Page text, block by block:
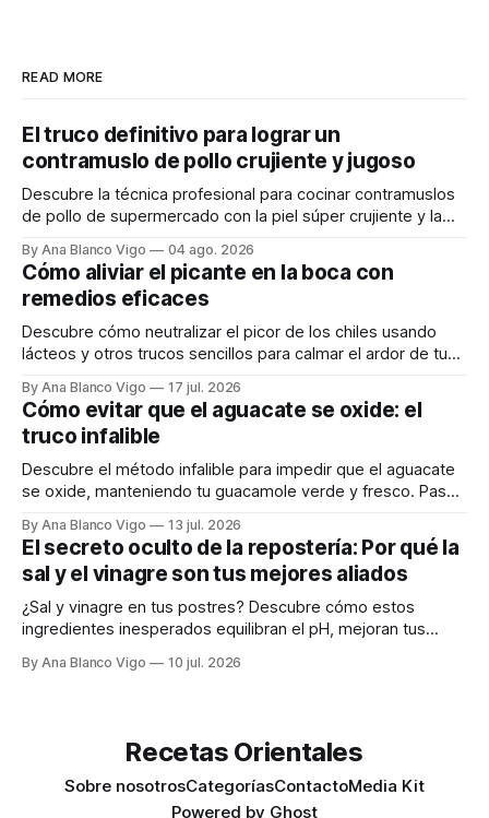
READ MORE
El truco definitivo para lograr un
contramuslo de pollo crujiente y jugoso
Descubre la técnica profesional para cocinar contramuslos
de pollo de supermercado con la piel súper crujiente y la
By Ana Blanco Vigo 04 ago. 2026
Cómo aliviar el picante en la boca con
remedios eficaces
Descubre cómo neutralizar el picor de los chiles usando
lácteos y otros trucos sencillos para calmar el ardor de tu
By Ana Blanco Vigo 17 jul. 2026
Cómo evitar que el aguacate se oxide: el
truco infalible
Descubre el método infalible para impedir que el aguacate
se oxide, manteniendo tu guacamole verde y fresco. Paso
By Ana Blanco Vigo 13 jul. 2026
El secreto oculto de la repostería: Por qué la
sal y el vinagre son tus mejores aliados
¿Sal y vinagre en tus postres? Descubre cómo estos
ingredientes inesperados equilibran el pH, mejoran tus
By Ana Blanco Vigo 10 jul. 2026
Recetas Orientales
Sobre nosotrosCategoríasContactoMedia Kit
Powered by Ghost